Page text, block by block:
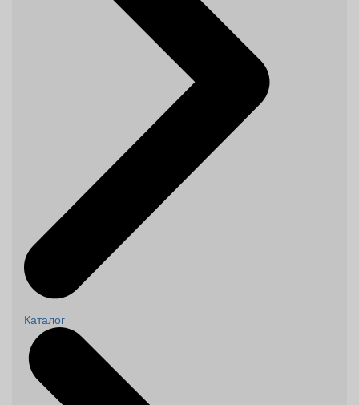
Каталог